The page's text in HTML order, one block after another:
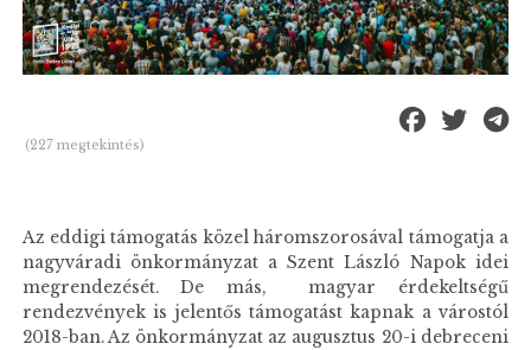
(227 megtekintés)
Az eddigi támogatás közel háromszorosával támogatja a
nagyváradi önkormányzat a Szent László Napok idei
megrendezését. De más, magyar érdekeltségű
rendezvények is jelentős támogatást kapnak a várostól
2018-ban. Az önkormányzat az augusztus 20-i debreceni